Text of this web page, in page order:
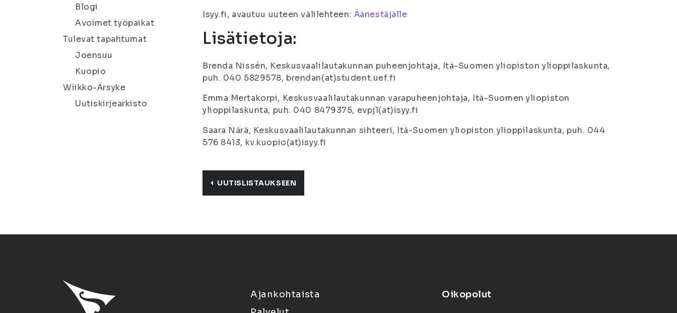
Blogi
Avoimet työpaikat
Tulevat tapahtumat
Joensuu
Kuopio
Wiikko-Ärsyke
Uutiskirjearkisto
Isyy.fi, avautuu uuteen välilehteen: Äänestäjälle
Lisätietoja:
Brenda Nissén, Keskusvaalilautakunnan puheenjohtaja, Itä-Suomen yliopiston ylioppilaskunta,
puh. 040 5829578, brendan(at)student.uef.fi
Emma Mertakorpi, Keskusvaalilautakunnan varapuheenjohtaja, Itä-Suomen yliopiston
ylioppilaskunta, puh. 040 8479375, evpj1(at)isyy.fi
Saara Närä, Keskusvaalilautakunnan sihteeri, Itä-Suomen yliopiston ylioppilaskunta, puh. 044
576 8413, kv.kuopio(at)isyy.fi
UUTISLISTAUKSEEN
Ajankohtaista
Oikopolut